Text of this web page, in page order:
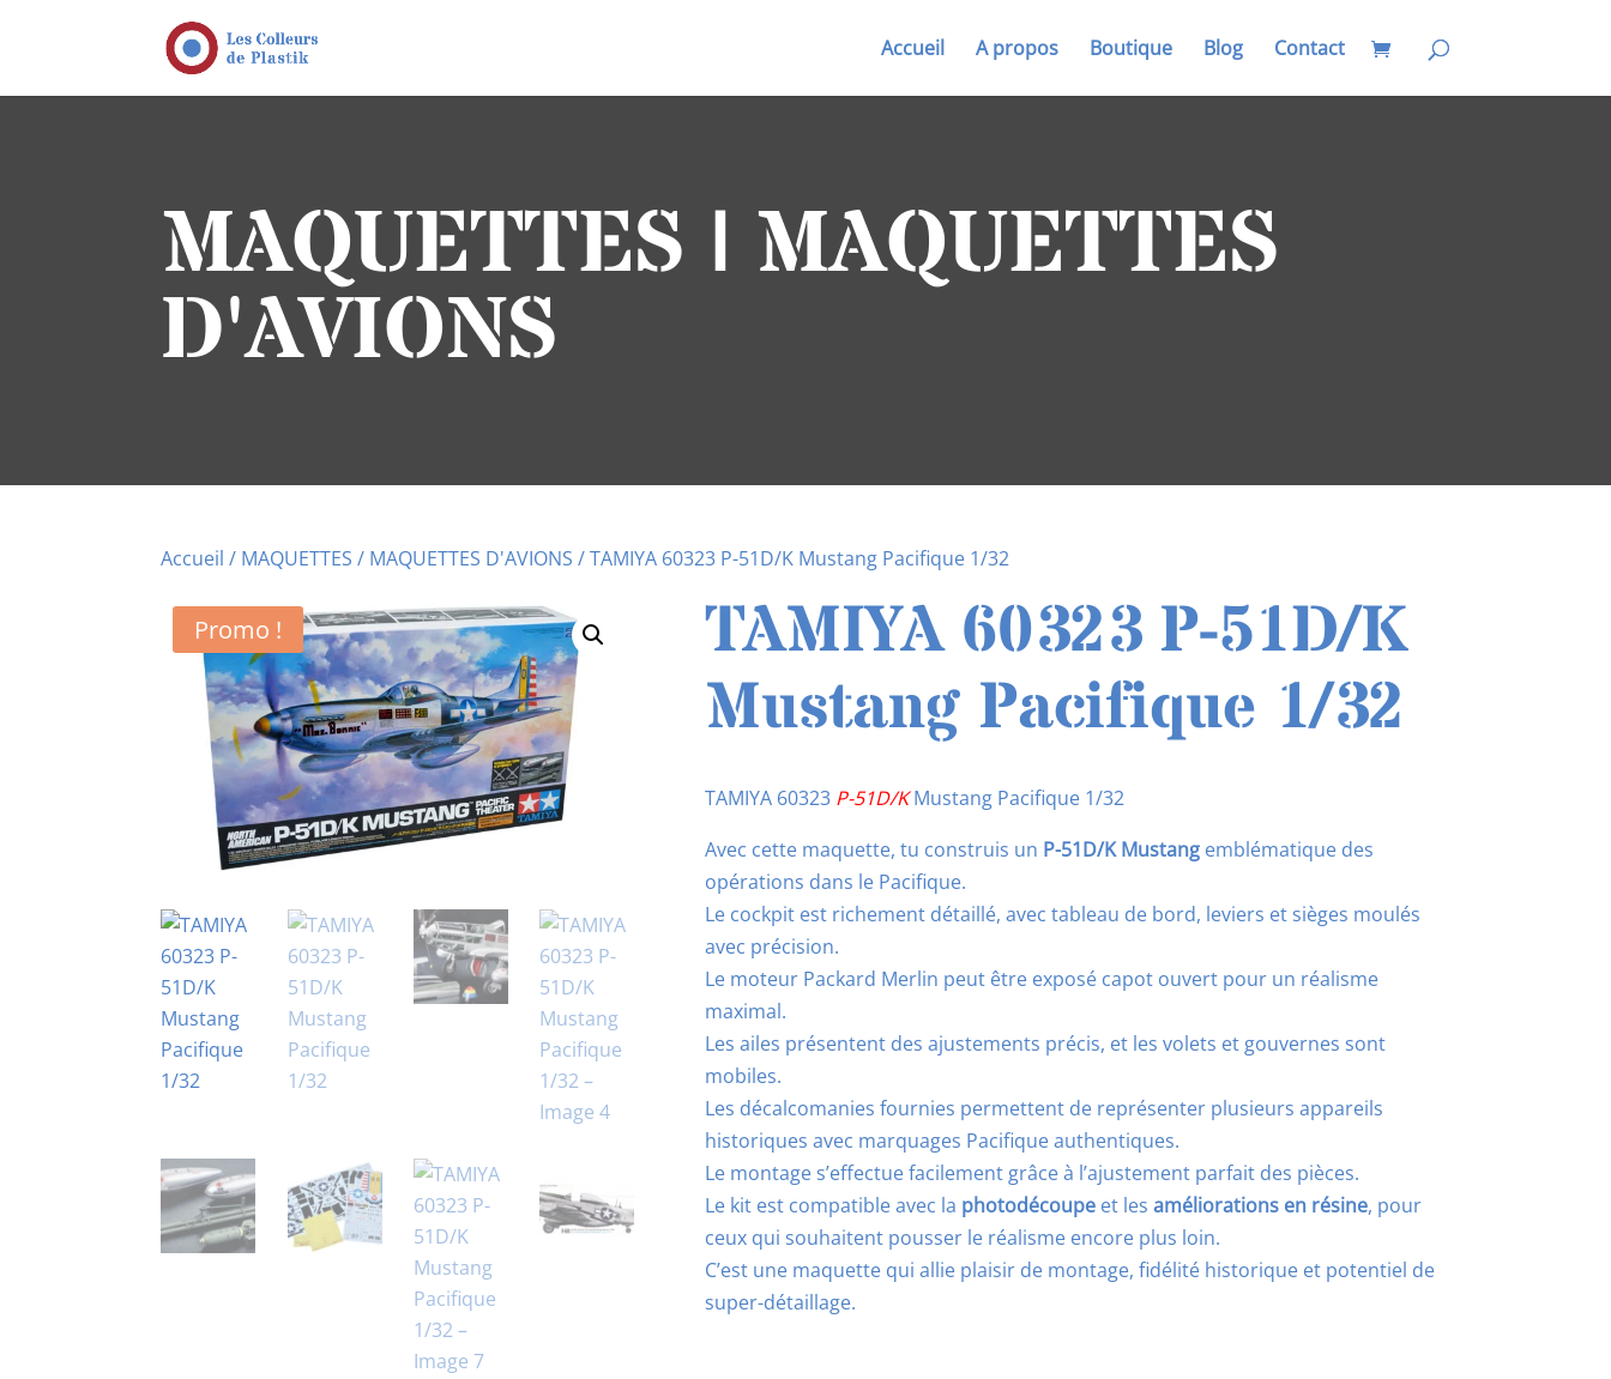
Accueil A propos Boutique Blog Contact
MAQUETTES | MAQUETTES
D'AVIONS
Accueil / MAQUETTES / MAQUETTES D'AVIONS / TAMIYA 60323 P-51D/K Mustang Pacifique 1/32
Promo !
TAMIYA 60323 P-51D/K
Mustang Pacifique 1/32
TAMIYA 60323 P-51D/KMustang Pacifique 1/32
Avec cette maquette, tu construis un P-51D/K Mustang emblématique des
opérations dans le Pacifique.
Le cockpit est richement détaillé, avec tableau de bord, leviers et sièges moulés
avec précision.
Le moteur Packard Merlin peut être exposé capot ouvert pour un réalisme
maximal.
Les ailes présentent des ajustements précis, et les volets et gouvernes sont
mobiles.
Les décalcomanies fournies permettent de représenter plusieurs appareils
historiques avec marquages Pacifique authentiques.
Le montage s’effectue facilement grâce à l’ajustement parfait des pièces.
Le kit est compatible avec la photodécoupe et lesaméliorations en résine, pour
ceux qui souhaitent pousser le réalisme encore plus loin.
C’est une maquette qui allie plaisir de montage, fidélité historique et potentiel de
super-détaillage.